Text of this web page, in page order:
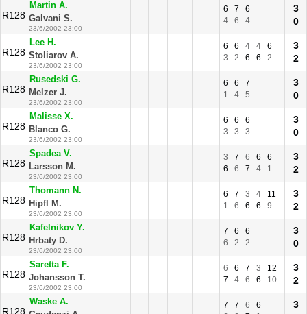
R128
Martin A.
Galvani S.
23/6/2002 23:00
6 7
6
4
6 4
3
0
R128
Lee H.
Stoliarov A.
23/6/2002 23:00
6 6 4 4
6
3
2 6 6 2
3
2
R128
Rusedski G.
Melzer J.
23/6/2002 23:00
6 6
7
1
4 5
3
0
R128
Malisse X.
Blanco G.
23/6/2002 23:00
6 6
6
3
3 3
3
0
R128
Spadea V.
Larsson M.
23/6/2002 23:00
3 7 6 6
6
6
6 7 4 1
3
2
R128
Thomann N.
Hipfl M.
23/6/2002 23:00
6 7 3 4
11
1
6 6 6 9
3
2
R128
Kafelnikov Y.
Hrbaty D.
23/6/2002 23:00
7 6
6
6
2 2
3
0
R128
Saretta F.
Johansson T.
23/6/2002 23:00
6 6 7 3
12
7
4 6 6 10
3
2
R128
Waske A.
7 7 6
6
3